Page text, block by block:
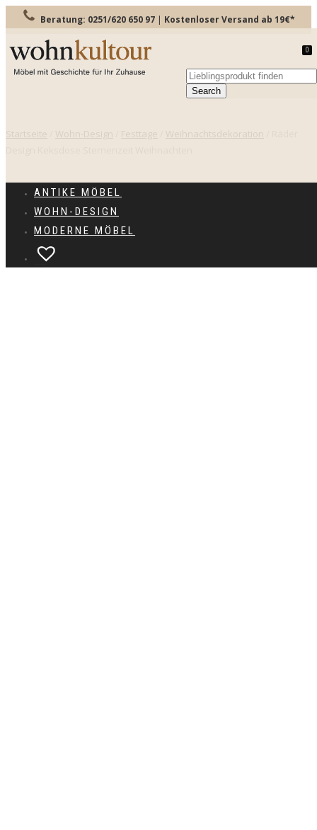
Beratung: 0251/620 650 97 | Kostenloser Versand ab 19€*
NAVIGATION
ANTIKE MÖBEL
WOHN-DESIGN
MODERNE MÖBEL
0